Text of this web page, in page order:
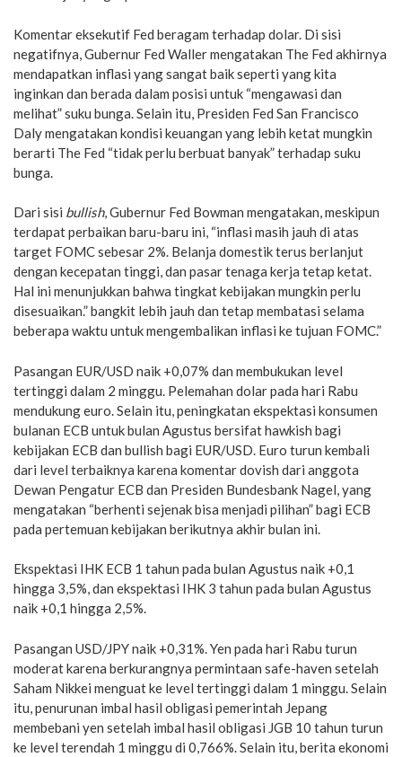
Komentar eksekutif Fed beragam terhadap dolar. Di sisi
negatifnya, Gubernur Fed Waller mengatakan The Fed akhirnya
mendapatkan inflasi yang sangat baik seperti yang kita
inginkan dan berada dalam posisi untuk “mengawasi dan
melihat” suku bunga. Selain itu, Presiden Fed San Francisco
Daly mengatakan kondisi keuangan yang lebih ketat mungkin
berarti The Fed “tidak perlu berbuat banyak” terhadap suku
bunga.
Dari sisi bullish, Gubernur Fed Bowman mengatakan, meskipun
terdapat perbaikan baru-baru ini, “inflasi masih jauh di atas
target FOMC sebesar 2%. Belanja domestik terus berlanjut
dengan kecepatan tinggi, dan pasar tenaga kerja tetap ketat.
Hal ini menunjukkan bahwa tingkat kebijakan mungkin perlu
disesuaikan.” bangkit lebih jauh dan tetap membatasi selama
beberapa waktu untuk mengembalikan inflasi ke tujuan FOMC.”
Pasangan EUR/USD naik +0,07% dan membukukan level
tertinggi dalam 2 minggu. Pelemahan dolar pada hari Rabu
mendukung euro. Selain itu, peningkatan ekspektasi konsumen
bulanan ECB untuk bulan Agustus bersifat hawkish bagi
kebijakan ECB dan bullish bagi EUR/USD. Euro turun kembali
dari level terbaiknya karena komentar dovish dari anggota
Dewan Pengatur ECB dan Presiden Bundesbank Nagel, yang
mengatakan “berhenti sejenak bisa menjadi pilihan” bagi ECB
pada pertemuan kebijakan berikutnya akhir bulan ini.
Ekspektasi IHK ECB 1 tahun pada bulan Agustus naik +0,1
hingga 3,5%, dan ekspektasi IHK 3 tahun pada bulan Agustus
naik +0,1 hingga 2,5%.
Pasangan USD/JPY naik +0,31%. Yen pada hari Rabu turun
moderat karena berkurangnya permintaan safe-haven setelah
Saham Nikkei menguat ke level tertinggi dalam 1 minggu. Selain
itu, penurunan imbal hasil obligasi pemerintah Jepang
membebani yen setelah imbal hasil obligasi JGB 10 tahun turun
ke level terendah 1 minggu di 0,766%. Selain itu, berita ekonomi